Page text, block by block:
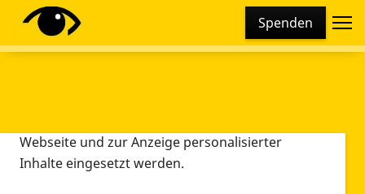
Spenden
Diese Webseite setzt verschiedene Cookies und
Tracking-Tools ein. Dies beinhaltet Cookies und
Webseite und zur Anzeige personalisierter
Inhalte eingesetzt werden.